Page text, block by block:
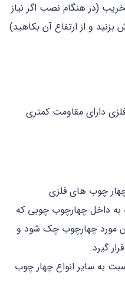
(در هنگام نصب اگر نیاز
و از ارتفاع آن بکاهید)
دارای مقاومت کمتری
چوب های فلزی
به داخل چهارچوب چوبی که
مورد چهارچوب چک شود و
گیرد.
به سایر انواع چهار چوب